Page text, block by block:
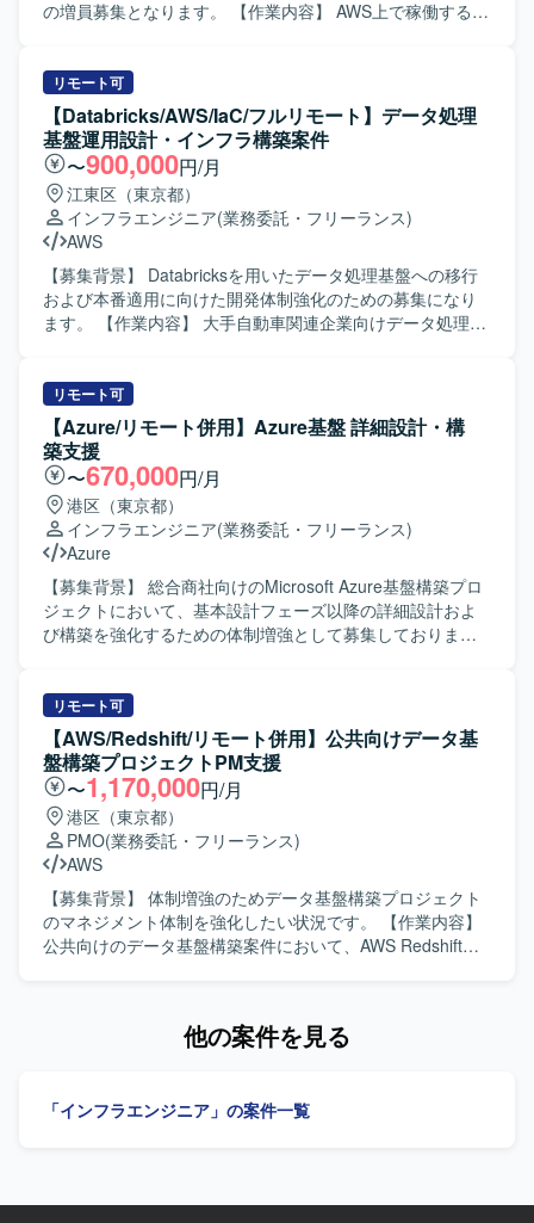
マッチするポジションです。 【ポジションの魅力】 Azure
して積むことができます。大規模なデータ処理基盤の運用
ノウハウを獲得できるほか、今後需要が高まるクラウドデ
ータエンジニアリング領域のスキル向上にもつながる環境
です。 【開発環境】 Azure Databricksを中心としたクラウ
ドDWH・ETL基盤上で、Bronze/Silver/Gold構造によるデー
タ加工を行っております。ジョブ管理にはSystemwalkerを
利用しており、可視化基盤としてはDomoを採用していま
す。
の増員募集となります。 【作業内容】 AWS上で稼働する統
Phase1環境をベースに、Phase2としてセキュリティ、監
視、認証、配信機能を含む追加基盤を整備していただきま
す。 具体的には、VPCやサブネット、ルート設計、EC2や
ALB、AutoScaling、RDS Oracleの構築、CloudFrontや
WAF、Cognito、Secrets Manager、CloudWatchなどの各種
マネージドサービスの設計や構築を実施していただきま
す。 また、CodePipeline、CodeBuild、CodeDeployを用い
たCI/CDパイプラインの構築や、自動化および監視運用の仕
組み構築、VPC Peering接続対応、各種試験や移行対応にも
携わっていただきます。 【求める人物像】 主体的に設計や
構築を推進し、自ら課題を抽出しながら改善に取り組める
方を想定しています。 AWSのベストプラクティスを意識し
ながら、品質とセキュリティを両立した基盤構築に取り組
んでいただける方が望ましいです。 【ポジションの魅力】
AWSの各種マネージドサービスを幅広く活用した統合基盤
の構築に携わることができ、インフラ設計から自動化、監
視運用まで一貫した経験を積むことができます。 既存環境
を踏まえたPhase2構築となるため、モダナイズや高度化に
関する知見を深めながら、クラウド基盤エンジニアとして
のスキルを強化できる環境です。 【開発環境】 AWSを中心
としたクラウド環境上で、EC2、RDS Oracle、ALB、
AutoScaling、CloudFront、WAF、Lambda、Cognito、
CodePipeline、CodeBuild、CodeDeployを用い、インフラ
の自動化および監視運用の仕組みを整備します。
リモート可
【Databricks/AWS/IaC/フルリモート】データ処理
基盤運用設計・インフラ構築案件
〜900,000円/月
江東区（東京都）
インフラエンジニア(業務委託・フリーランス)
AWS
【募集背景】 Databricksを用いたデータ処理基盤への移行
および本番適用に向けた開発体制強化のための募集になり
ます。 【作業内容】 大手自動車関連企業向けデータ処理基
なかった要件をDatabricksで実現するため、本番適用に向け
た運用設計およびインフラ基盤構築を行っていただきま
す。 具体的には、各サービス開発者に対するDatabricks移
行に向けた支援や各種調整、Databricks環境での運用設計お
よび運用手順書の作成、AWSおよびTerraform等を用いたイ
ンフラ基盤環境の構築などを実施していただきます。 【求
める人物像】 関係部署や開発者とのコミュニケーションを
円滑に行いながら、主体的に課題整理と調整を進めていた
だける方を求めております。 【ポジションの魅力】
Databricksを中心とした最新のデータ処理基盤の設計・構築
に携わることができ、大規模分散処理基盤の知見を深める
としてのスキルを幅広く磨いていただけます。 【開発環
境】 Databricks, AWS, Terraform などを用いたデータ処理
基盤およびインフラ基盤構成になります。
リモート可
【Azure/リモート併用】Azure基盤 詳細設計・構
築支援
〜670,000円/月
港区（東京都）
インフラエンジニア(業務委託・フリーランス)
Azure
【募集背景】 総合商社向けのMicrosoft Azure基盤構築プロ
ジェクトにおいて、基本設計フェーズ以降の詳細設計およ
び構築を強化するための体制増強として募集しておりま
構築作業を担当していただきます。 Azureネットワーク、
セキュリティ、権限管理などの基盤要素について詳細設計
を行い、IaC（Infrastructure as Code）を前提とした構築方
針に基づき、設定内容の整理および構築作業を実施してい
ただきます。 Azure Policy や RBAC などのガバナンス設定
について、設計内容への反映および環境構築を行うととも
に、詳細設計書や設定パラメータシートなど各種技術ドキ
ュメントの作成も行っていただきます。 顧客および関係者
との技術的な調整を行い、設計内容に関する説明・レビュ
ー対応を通じて、Azure基盤としての設計品質および実装品
質の担保を図っていただきます。 【求める人物像】 Azure
ケーションを取りながら技術的な議論や説明ができ、レビ
決に向けて行動できる方に適したポジションです。 【ポジ
経験できる環境です。 IaCを前提とした設計・構築スタイル
リモート可
【AWS/Redshift/リモート併用】公共向けデータ基
盤構築プロジェクトPM支援
〜1,170,000円/月
港区（東京都）
PMO(業務委託・フリーランス)
AWS
【募集背景】 体制増強のためデータ基盤構築プロジェクト
のマネジメント体制を強化したい状況です。 【作業内容】
公共向けのデータ基盤構築案件において、AWS Redshiftを
化などデータ基盤関連の設計フェーズにおける体制マネジ
ーとの調整を主体的かつ円滑に進めていただける方を求め
共向けの大規模データ基盤構築に上流から関わることがで
他の案件を見る
「インフラエンジニア」の案件一覧